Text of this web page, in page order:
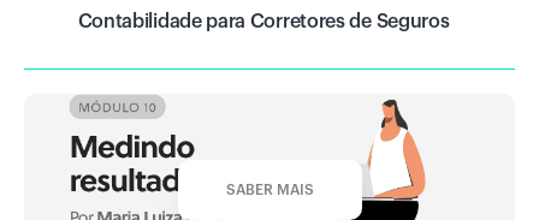
Contabilidade para Corretores de Seguros
SABER MAIS